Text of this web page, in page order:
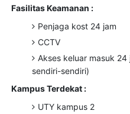
Fasilitas Keamanan :
Penjaga kost 24 jam
CCTV
Akses keluar masuk
sendiri-sendiri)
Kampus Terdekat :
UTY kampus 2